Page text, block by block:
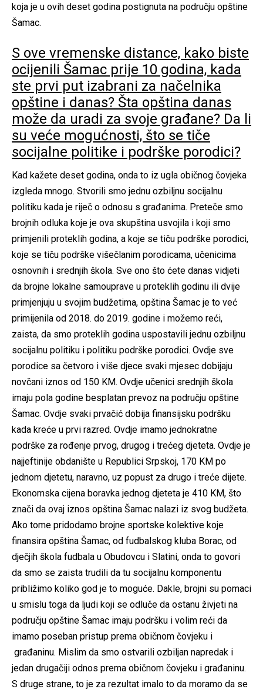
koja je u ovih deset godina postignuta na području opštine
Šamac.
S ove vremenske distance, kako biste
ocijenili Šamac prije 10 godina, kada
ste prvi put izabrani za načelnika
opštine i danas? Šta opština danas
može da uradi za svoje građane? Da li
su veće mogućnosti, što se tiče
socijalne politike i podrške porodici?
Kad kažete deset godina, onda to iz ugla običnog čovjeka
izgleda mnogo. Stvorili smo jednu ozbiljnu socijalnu
politiku kada je riječ o odnosu s građanima. Preteče smo
brojnih odluka koje je ova skupština usvojila i koji smo
primjenili proteklih godina, a koje se tiču podrške porodici,
koje se tiču podrške višečlanim porodicama, učenicima
osnovnih i srednjih škola. Sve ono što ćete danas vidjeti
da brojne lokalne samouprave u proteklih godinu ili dvije
primjenjuju u svojim budžetima, opština Šamac je to već
primijenila od 2018. do 2019. godine i možemo reći,
zaista, da smo proteklih godina uspostavili jednu ozbiljnu
socijalnu politiku i politiku podrške porodici. Ovdje sve
porodice sa četvoro i više djece svaki mjesec dobijaju
novčani iznos od 150 KM. Ovdje učenici srednjih škola
imaju pola godine besplatan prevoz na području opštine
Šamac. Ovdje svaki prvačić dobija finansijsku podršku
kada kreće u prvi razred. Ovdje imamo jednokratne
podrške za rođenje prvog, drugog i trećeg djeteta. Ovdje je
najjeftinije obdanište u Republici Srpskoj, 170 KM po
jednom djetetu, naravno, uz popust za drugo i treće dijete.
Ekonomska cijena boravka jednog djeteta je 410 KM, što
znači da ovaj iznos opština Šamac nalazi iz svog budžeta.
Ako tome pridodamo brojne sportske kolektive koje
finansira opština Šamac, od fudbalskog kluba Borac, od
dječjih škola fudbala u Obudovcu i Slatini, onda to govori
da smo se zaista trudili da tu socijalnu komponentu
približimo koliko god je to moguće. Dakle, brojni su pomaci
u smislu toga da ljudi koji se odluče da ostanu živjeti na
području opštine Šamac imaju podršku i volim reći da
imamo poseban pristup prema običnom čovjeku i
građaninu. Mislim da smo ostvarili ozbiljan napredak i
jedan drugačiji odnos prema običnom čovjeku i građaninu.
S druge strane, to je za rezultat imalo to da moramo da se